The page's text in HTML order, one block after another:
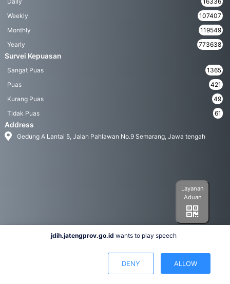
Weekly
107407
Monthly
119549
Yearly
773638
Survei Kepuasan
Sangat Puas
1365
Puas
421
Kurang Puas
49
Tidak Puas
61
Address
Gedung A Lantai 5, Jalan Pahlawan No.9 Semarang, Jawa tengah
Layanan
Aduan
Hak Cipta 2022© Biro Hukum Pemerintah Provinsi Jawa Tengah
jdih.jatengprov.go.id wants to play speech
DENY ALLOW